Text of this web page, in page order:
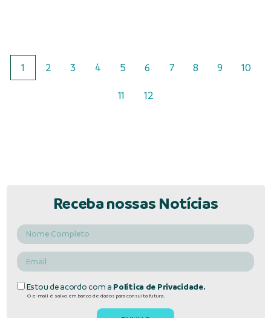
1 2 3 4 5 6 7 8 9 10
11 12
Receba nossas Notícias
Estou de acordo com a Política de Privacidade.
O e-mail é salvo em banco de dados para consulta futura.